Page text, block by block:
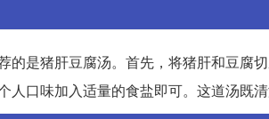
是猪肝豆腐汤。首先，将猪肝和豆腐
口味加入适量的食盐即可。这道汤既清